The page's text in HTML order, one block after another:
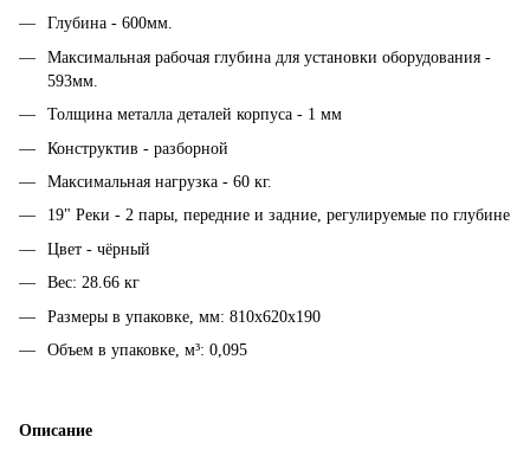
Глубина - 600мм.
Максимальная рабочая глубина для установки оборудования -
593мм.
Толщина металла деталей корпуса - 1 мм
Конструктив - разборной
Максимальная нагрузка - 60 кг.
19" Реки - 2 пары, передние и задние, регулируемые по глубине
Цвет - чёрный
Вес: 28.66 кг
Размеры в упаковке, мм: 810х620х190
Объем в упаковке, м³: 0,095
Описание